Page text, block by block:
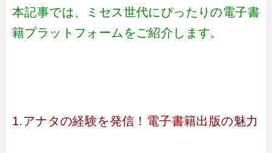
本記事では、ミセス世代にぴったりの電子書
籍プラットフォームをご紹介します。
1.アナタの経験を発信！電子書籍出版の魅力